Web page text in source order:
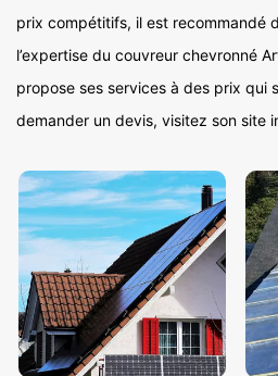
prix compétitifs, il est recommandé
l’expertise du couvreur chevronné
propose ses services à des prix qui
demander un devis, visitez son site